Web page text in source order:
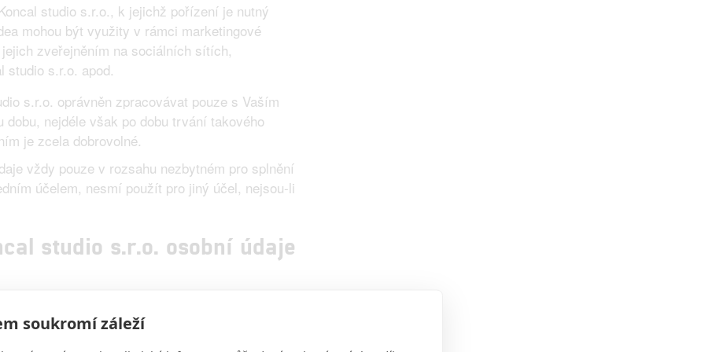
studio s.r.o., k jejichž pořízení je nutný
mohou být využity v rámci marketingové
zveřejněním na sociálních sítích,
studio s.r.o. apod.
s.r.o. oprávněn zpracovávat pouze s Vaším
nejdéle však po dobu trvání takového
je zcela dobrovolné.
vždy pouze v rozsahu nezbytném pro splnění
účelem, nesmí použít pro jiný účel, nejsou-li
studio s.r.o. osobní údaje
Vaše osobní údaje za těmito účely:
v provozování webu fandimefilmu.cz a
soukromí záleží